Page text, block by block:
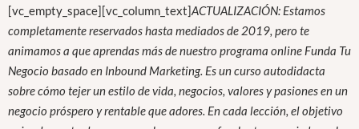
[vc_empty_space][vc_column_text]ACTUALIZACIÓN: Estamos
completamente reservados hasta mediados de 2019, pero te
animamos a que aprendas más de nuestro programa online Funda Tu
Negocio basado en Inbound Marketing. Es un curso autodidacta
sobre cómo tejer un estilo de vida, negocios, valores y pasiones en un
negocio próspero y rentable que adores. En cada lección, el objetivo